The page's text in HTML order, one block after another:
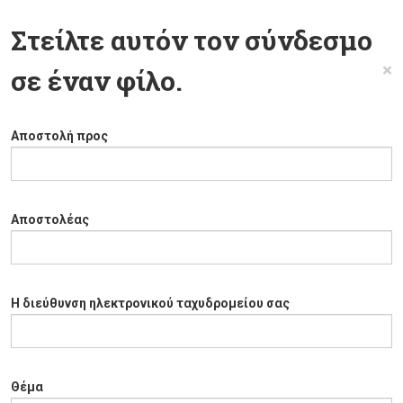
Στείλτε αυτόν τον σύνδεσμο
σε έναν φίλο.
×
Αποστολή προς
Αποστολέας
Η διεύθυνση ηλεκτρονικού ταχυδρομείου σας
Θέμα